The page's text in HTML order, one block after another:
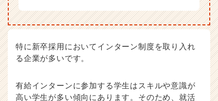
特に新卒採用においてインターン制度を取り入れ
る企業が多いです。
有給インターンに参加する学生はスキルや意識が
高い学生が多い傾向にあります。そのため、就活